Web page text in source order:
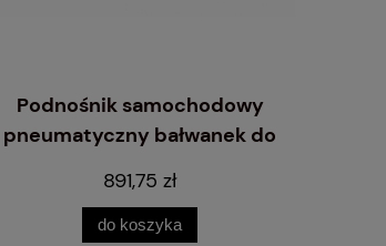
Podnośnik samochodowy
pneumatyczny bałwanek do
891,75 zł
do koszyka